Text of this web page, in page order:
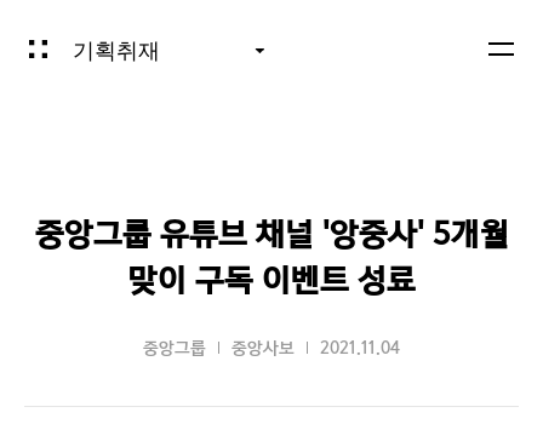
기획취재
중앙그룹 유튜브 채널 '앙중사' 5개월
맞이 구독 이벤트 성료
중앙그룹 중앙사보 2021.11.04